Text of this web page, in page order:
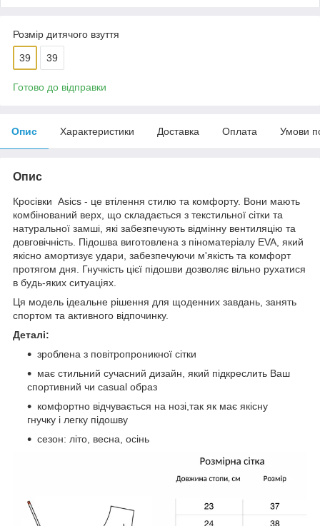
Розмір дитячого взуття
39 39
Готово до відправки
Опис Характеристики Доставка Оплата Умови
Опис
Кросівки Asics - це втілення стилю та комфорту. Вони мають
комбінований верх, що складається з текстильної сітки та
натуральної замші, які забезпечують відмінну вентиляцію та
довговічність. Підошва виготовлена з піноматеріалу EVA, який
якісно амортизує удари, забезпечуючи м'якість та комфорт
протягом дня. Гнучкість цієї підошви дозволяє вільно рухатися
в будь-яких ситуаціях.
Ця модель ідеальне рішення для щоденних завдань, занять
спортом та активного відпочинку.
Деталі:
зроблена з повітропроникної сітки
має стильний сучасний дизайн, який підкреслить Ваш
спортивний чи сasual образ
комфортно відчувається на нозі,так як має якісну
гнучку і легку підошву
сезон: літо, весна, осінь